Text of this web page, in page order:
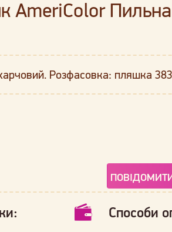
AmeriColor
Розфасовка: пляшка
Способи